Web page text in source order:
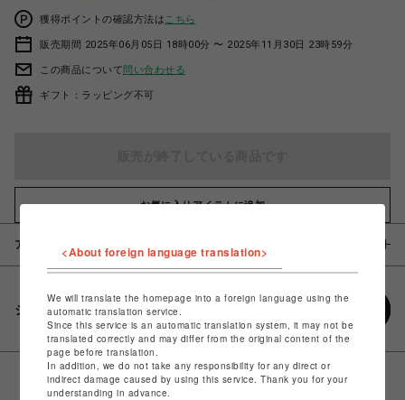
獲得ポイントの確認方法は こちら
販売期間 2025年06月05日 18時00分 〜 2025年11月30日 23時59分
この商品について問い合わせる
ギフト：ラッピング不可
お気に入りアイテムに追加
アイテム説明 / 素材
シェアする
<About foreign language translation>
We will translate the homepage into a foreign language using the
automatic translation service.
Since this service is an automatic translation system, it may not be
translated correctly and may differ from the original content of the
page before translation.
In addition, we do not take any responsibility for any direct or
indirect damage caused by using this service. Thank you for your
understanding in advance.